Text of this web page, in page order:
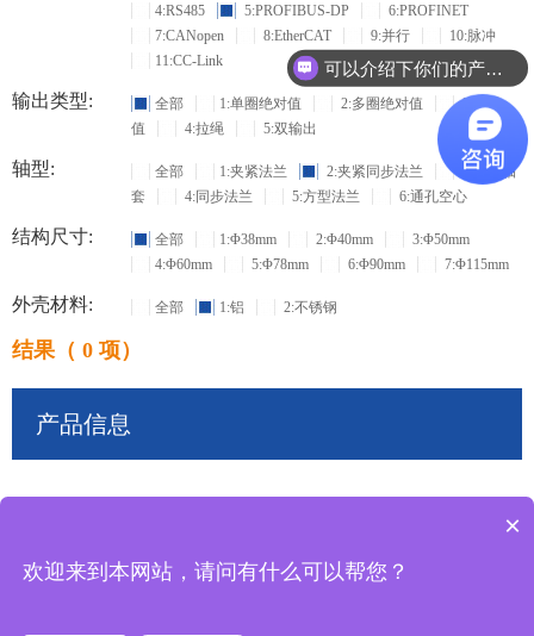
4:RS485
5:PROFIBUS-DP
6:PROFINET
7:CANopen
8:EtherCAT 9:并行
10:脉冲
11:CC-Link
输出类型: 全部 1:单圈绝对值 2:多圈绝对值
3:增量
值
4:拉绳 5:双输出
轴型: 全部 1:夹紧法兰 2:夹紧同步法兰
3:盲孔轴
套
4:同步法兰 5:方型法兰 6:通孔空心
结构尺寸: 全部 1:Φ38mm 2:Φ40mm
3:Φ50mm
4:Φ60mm
5:Φ78mm 6:Φ90mm 7:Φ115mm
外壳材料: 全部 1:铝 2:不锈钢
结果（ 0 项）
产品信息
可以介绍下你们的产品么？
×
欢迎来到本网站，请问有什么可以帮您？